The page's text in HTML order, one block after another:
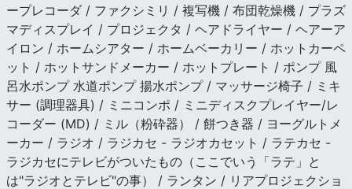
ープレコーダ / ファクシミリ / 複写機 / 布団乾燥機 / プラズ
マディスプレイ / プロジェクタ / ヘアドライヤー / ヘアーア
イロン / ホームシアター / ホームベーカリー / ホットカーペ
ット / ホットサンドメーカー / ホットプレート / ポンプ 風
呂水ポンプ 水道ポンプ 揚水ポンプ / マッサージ椅子 / ミキ
サー (調理器具) / ミニコンポ / ミニディスクプレイヤー/レ
コーダー (MD) / ミル（粉砕器） / 餅つき器 / ヨーグルトメ
ーカー / ラジオ / ラジカセ - ラジオカセット / ラテカセ -
ラジカセにテレビがついたもの（ここでいう「ラテ」と
は"ラジオとテレビ"の事） / ランタン / リアプロジェクショ